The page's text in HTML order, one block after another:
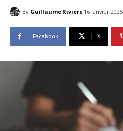
By Guillaume Riviere 16 janvier 2025
Facebook X